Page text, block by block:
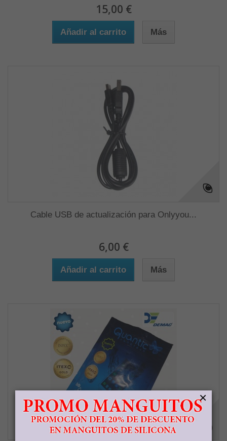
15,00 €
Añadir al carrito Más
Cable USB de actualización para Onlyyou...
6,00 €
Añadir al carrito Más
×